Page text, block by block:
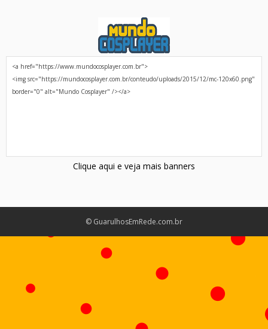
Clique aqui e veja mais banners
© GuarulhosEmRede.com.br